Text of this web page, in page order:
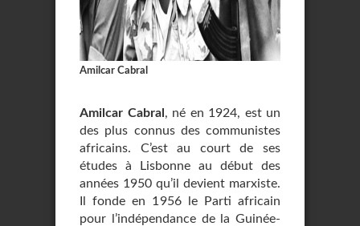
Amilcar Cabral
Amilcar Cabral , né en 1924, est un
des plus connus des communistes
africains. C’est au court de ses
études à Lisbonne au début des
années 1950 qu’il devient marxiste.
Il fonde en 1956 le Parti africain
pour l’indépendance de la Guinée-